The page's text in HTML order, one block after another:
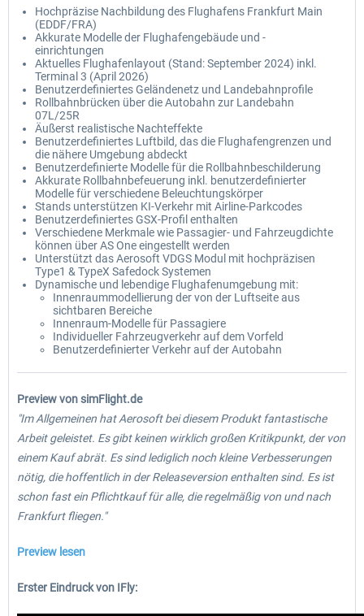
Hochpräzise Nachbildung des Flughafens Frankfurt Main
(EDDF/FRA)
Akkurate Modelle der Flughafengebäude und -
einrichtungen
Aktuelles Flughafenlayout (Stand: September 2024) inkl.
Terminal 3 (April 2026)
Benutzerdefiniertes Geländenetz und Landebahnprofile
Rollbahnbrücken über die Autobahn zur Landebahn
07L/25R
Äußerst realistische Nachteffekte
Benutzerdefiniertes Luftbild, das die Flughafengrenzen und
die nähere Umgebung abdeckt
Benutzerdefinierte Modelle für die Rollbahnbeschilderung
Akkurate Rollbahnbefeuerung inkl. benutzerdefinierter
Modelle für verschiedene Beleuchtungskörper
Stands unterstützen KI-Verkehr mit Airline-Parkcodes
Benutzerdefiniertes GSX-Profil enthalten
Verschiedene Merkmale wie Passagier- und Fahrzeugdichte
können über AS One eingestellt werden
Unterstützt das Aerosoft VDGS Modul mit hochpräzisen
Type1 & TypeX Safedock Systemen
Dynamische und lebendige Flughafenumgebung mit:
Innenraummodellierung der von der Luftseite aus
sichtbaren Bereiche
Innenraum-Modelle für Passagiere
Individueller Fahrzeugverkehr auf dem Vorfeld
Benutzerdefinierter Verkehr auf der Autobahn
Preview von simFlight.de
"Im Allgemeinen hat Aerosoft bei diesem Produkt fantastische
Arbeit geleistet. Es gibt keinen wirklich großen Kritikpunkt, der von
einem Kauf abrät. Es sind lediglich noch kleine Verbesserungen
nötig, die hoffentlich in der Releaseversion enthalten sind. Es ist
schon fast ein Pflichtkauf für alle, die regelmäßig von und nach
Frankfurt fliegen."
Preview lesen
Erster Eindruck von IFly: